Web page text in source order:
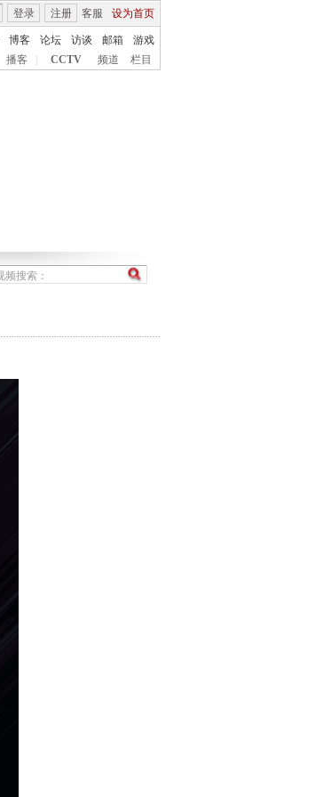
客服 设为首页
登录 注册
博客 论坛 访谈 邮箱
游戏
播客 CCTV 频道 栏目